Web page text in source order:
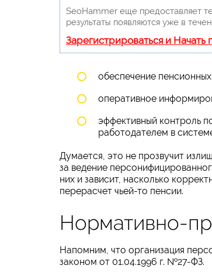
SeoHammer еще предоставляет
результаты появляются уже в
Зарегистрироваться и
обеспечение
оперативное
эффективный контроль
работодателем в
Думается, это не прозвучит
за ведение
них и зависит, насколько
перерасчет чьей-то пенсии.
Нормативно-
Напомним, что организация
законом от 01.04.1996 г. №27-ФЗ.